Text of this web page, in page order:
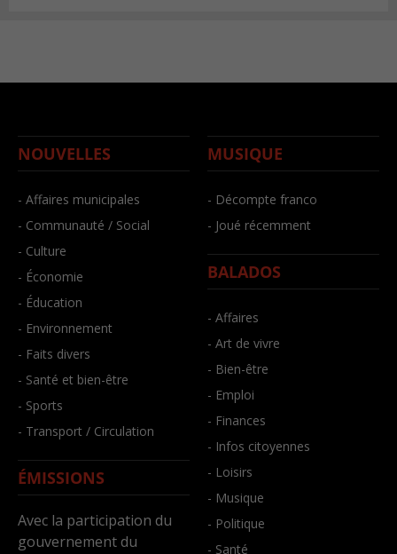
NOUVELLES
- Affaires municipales
- Communauté / Social
- Culture
- Économie
- Éducation
- Environnement
- Faits divers
- Santé et bien-être
- Sports
- Transport / Circulation
ÉMISSIONS
Avec la participation du
gouvernement du
MUSIQUE
- Décompte franco
- Joué récemment
BALADOS
- Affaires
- Art de vivre
- Bien-être
- Emploi
- Finances
- Infos citoyennes
- Loisirs
- Musique
- Politique
- Santé